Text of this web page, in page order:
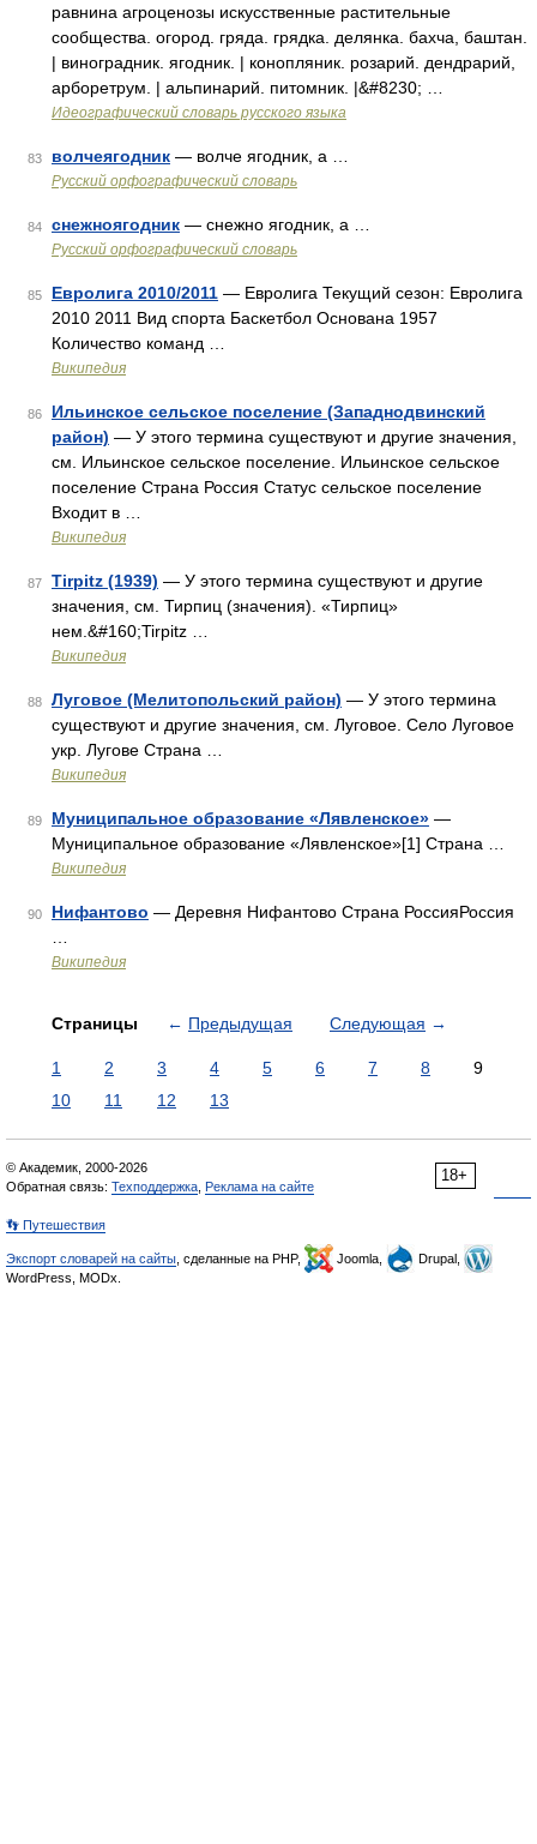
равнина агроценозы искусственные растительные
сообщества. огород. гряда. грядка. делянка. бахча, баштан.
| виноградник. ягодник. | конопляник. розарий. дендрарий,
арборетрум. | альпинарий. питомник. |&#8230; …
Идеографический словарь русского языка
83 волчеягодник — волче ягодник, а …
Русский орфографический словарь
84 снежноягодник — снежно ягодник, а …
Русский орфографический словарь
85 Евролига 2010/2011 — Евролига Текущий сезон: Евролига
2010 2011 Вид спорта Баскетбол Основана 1957
Количество команд …
Википедия
86
Ильинское сельское поселение (Западнодвинский
район) — У этого термина существуют и другие значения,
см. Ильинское сельское поселение. Ильинское сельское
поселение Страна Россия Статус сельское поселение
Входит в …
Википедия
87 Tirpitz (1939) — У этого термина существуют и другие
значения, см. Тирпиц (значения). «Тирпиц»
нем.&#160;Tirpitz …
Википедия
88 Луговое (Мелитопольский район) — У этого термина
существуют и другие значения, см. Луговое. Село Луговое
укр. Лугове Страна …
Википедия
89 Муниципальное образование «Лявленское» —
Муниципальное образование «Лявленское»[1] Страна …
Википедия
90 Нифантово — Деревня Нифантово Страна РоссияРоссия
Википедия
Страницы ← Предыдущая Следующая →
1 2 3 4 5 6 7 8
9
10
11 12 13
18+
© Академик, 2000-2026
Обратная связь: Техподдержка Реклама на сайте
👣 Путешествия
Экспорт словарей на сайты , сделанные на PHP, Joomla,
Drupal,
WordPress, MODx.